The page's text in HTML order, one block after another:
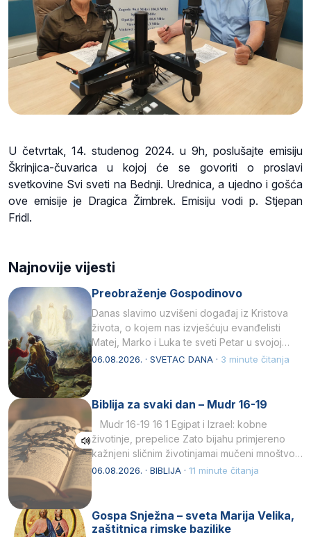
U četvrtak, 14. studenog 2024. u 9h, poslušajte emisiju
Škrinjica-čuvarica u kojoj će se govoriti o proslavi
svetkovine Svi sveti na Bednji. Urednica, a ujedno i gošća
ove emisije je Dragica Žimbrek. Emisiju vodi p. Stjepan
Fridl.
Najnovije vijesti
Preobraženje Gospodinovo
Danas slavimo uzvišeni događaj iz Kristova
života, o kojem nas izvješćuju evanđelisti
Matej, Marko i Luka te sveti Petar u svojoj
drugoj…
06.08.2026. · SVETAC DANA · 3 minute čitanja
Biblija za svaki dan – Mudr 16-19
Mudr 16-19 16 1 Egipat i Izrael: kobne
životinje, prepelice Zato bijahu primjereno
kažnjeni sličnim životinjamai mučeni mnoštvom
kukaca.2 A narod…
06.08.2026. · BIBLIJA · 11 minute čitanja
Gospa Snježna – sveta Marija Velika,
zaštitnica rimske bazilike